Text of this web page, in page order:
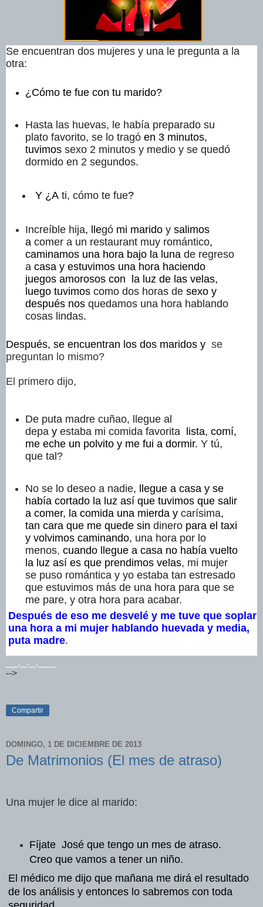
Se encuentran dos mujeres y una le pregunta a la
otra:
¿Cómo te fue con tu marido?
Hasta las huevas, le había preparado su
plato favorito, se lo tragóen 3 minutos,
tuvimos sexo 2 minutos y medio y se quedó
dormido en 2 segundos.
Y ¿A ti, cómo te fue?
Increíble hija, llegómi marido y salimos
a comer a un restaurant muy romántico,
caminamos una hora bajo la luna de regreso
a casa y estuvimos una hora haciendo
juegos amorosos con la luz de las velas,
luego tuvimos como dos horas desexo y
después nos quedamos una hora hablando
cosas lindas.
Después, se encuentran los dos maridos y se
preguntan lo mismo?
El primero dijo,
De puta madre cuñao, llegue al
depa y estaba mi comida favorita lista, comí,
me eche un polvito y me fui a dormir. Y tú,
que tal?
No se lo deseo a nadie, llegue a casa y se
había cortado la luz así que tuvimos que salir
a comer, la comida una mierda y carísima,
tan cara que me quede sin dineropara el taxi
y volvimos caminando, una hora por lo
menos, cuando llegue a casa no había vuelto
la luz así es que prendimos velas, mi mujer
se puso romántica y yo estaba tan estresado
que estuvimos más de una hora para que se
me pare, y otra hora para acabar.
Después de eso me desvelé y me tuve que soplar
una hora a mi mujer hablando huevada y media,
puta madre.
__,_._,___
-->
Compartir
DOMINGO, 1 DE DICIEMBRE DE 2013
De Matrimonios (El mes de atraso)
Una mujer le dice al marido:
Fíjate José que tengo un mes de atraso.
Creo que vamos a tener un niño.
El médico me dijo que mañana me dirá el resultado
de los análisis y entonces lo sabremos con toda